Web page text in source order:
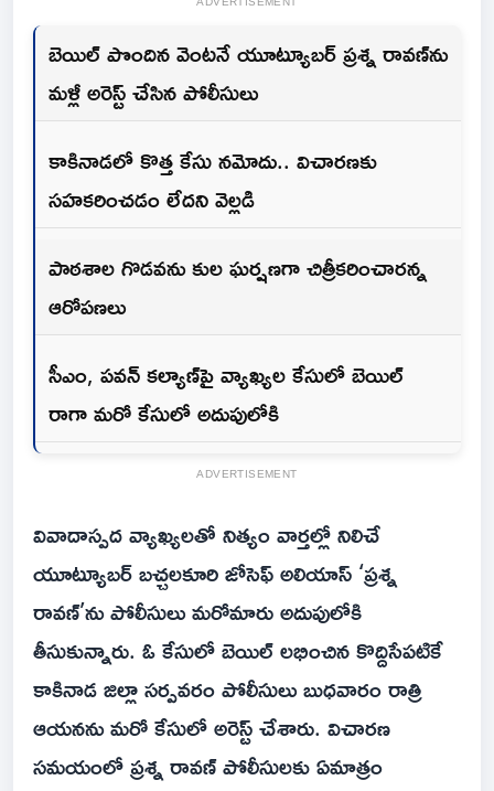
బెయిల్ పొందిన వెంటనే యూట్యూబర్ ప్రశ్న రావణ్‌ను
మళ్లీ అరెస్ట్ చేసిన పోలీసులు
కాకినాడలో కొత్త కేసు నమోదు.. విచారణకు
సహకరించడం లేదని వెల్లడి
పాఠశాల గొడవను కుల ఘర్షణగా చిత్రీకరించారన్న
ఆరోపణలు
సీఎం, పవన్ కల్యాణ్‌పై వ్యాఖ్యల కేసులో బెయిల్
రాగా మరో కేసులో అదుపులోకి
ADVERTISEMENT
వివాదాస్పద వ్యాఖ్యలతో నిత్యం వార్తల్లో నిలిచే
యూట్యూబర్ బచ్చలకూరి జోసెఫ్ అలియాస్ ‘ప్రశ్న
రావణ్’ను పోలీసులు మరోమారు అదుపులోకి
తీసుకున్నారు. ఓ కేసులో బెయిల్ లభించిన కొద్దిసేపటికే
కాకినాడ జిల్లా సర్పవరం పోలీసులు బుధవారం రాత్రి
ఆయనను మరో కేసులో అరెస్ట్ చేశారు. విచారణ
సమయంలో ప్రశ్న రావణ్ పోలీసులకు ఏమాత్రం